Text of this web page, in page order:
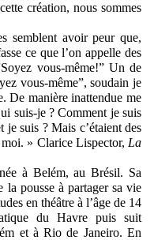
création, nous sommes
semblent avoir peur que,
ce que l’on appelle des
vous-même!” Un de
vous-même”, soudain je
De manière inattendue me
suis-je ? Comment je suis
suis ? Mais c’étaient des
» Clarice Lispector, La
à Belém, au Brésil. Sa
la pousse à partager sa vie
en théâtre à l’âge de 14
du Havre puis suit
et à Rio de Janeiro. En